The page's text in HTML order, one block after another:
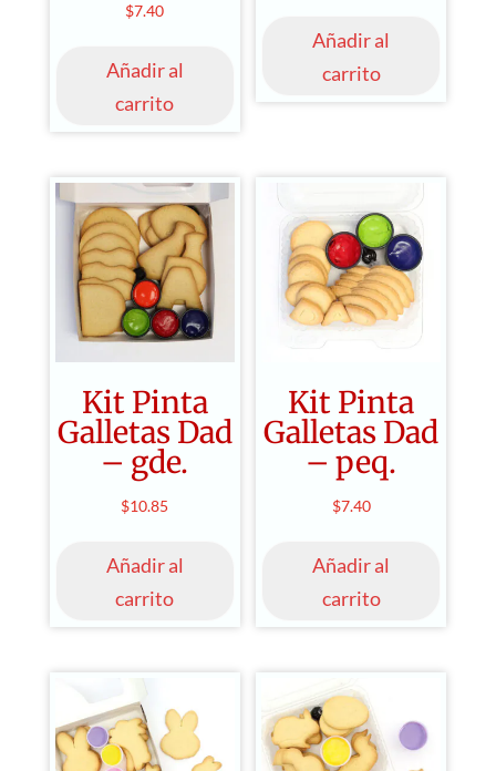
$7.40
Añadir al
carrito
Añadir al
carrito
Kit Pinta
Galletas Dad
– gde.
$10.85
Añadir al
carrito
Kit Pinta
Galletas Dad
– peq.
$7.40
Añadir al
carrito